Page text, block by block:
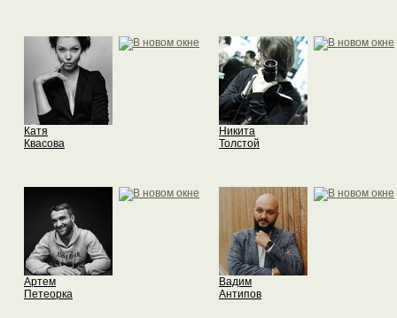
Катя
Квасова
Никита
Толстой
Артем
Петеорка
Вадим
Антипов